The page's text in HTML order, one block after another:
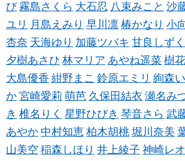
び 霧島さくら 大石忍 八束みこと 沙
ユリ 月島えみり 早川凛 椿かなり 小
杏奈 天海ゆり 加藤ツバキ 甘良しずく
夕樹あさひ 林マリア あやね遥菜 樹
大島優香 紺野まこ 鈴原エミリ 絢森
か 宮崎愛莉 萌芭 久保田結衣 瀬名み
き 椎名りく 星野ひびき 琴音さら 武
あやか 中村知恵 柏木胡桃 堀川奈美
山美空 稲森しほり 井上綾子 神崎レ